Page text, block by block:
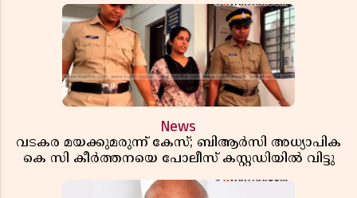
News
വടകര മയക്കുമരുന്ന് കേസ്; ബിആർസി അധ്യാപിക
കെ സി കീർത്തനയെ പോലീസ് കസ്റ്റഡിയിൽ വിട്ടു